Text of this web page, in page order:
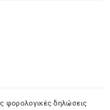
φορολογικές δηλώσεις